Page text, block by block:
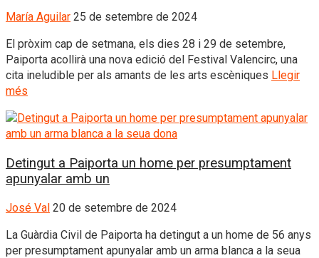
María Aguilar 25 de setembre de 2024
El pròxim cap de setmana, els dies 28 i 29 de setembre,
Paiporta acollirà una nova edició del Festival Valencirc, una
cita ineludible per als amants de les arts escèniques Llegir
més
Detingut a Paiporta un home per presumptament
apunyalar amb un
José Val 20 de setembre de 2024
La Guàrdia Civil de Paiporta ha detingut a un home de 56 anys
per presumptament apunyalar amb un arma blanca a la seua